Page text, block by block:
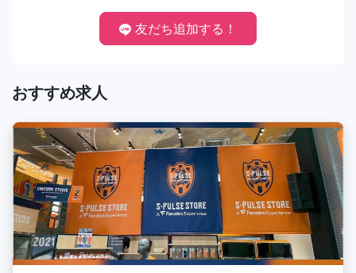
友だち追加する！
おすすめ求人